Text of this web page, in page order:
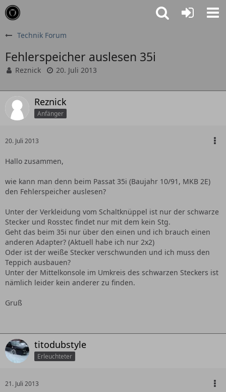
Technik Forum
Fehlerspeicher auslesen 35i
Reznick 20. Juli 2013
Reznick
Anfänger
20. Juli 2013
Hallo zusammen,
wie kann man denn beim Passat 35i (Baujahr 10/91, MKB 2E)
den Fehlerspeicher auslesen?
Unter der Verkleidung vom Schaltknüppel ist nur der schwarze
Stecker und Rosstec findet nur mit dem kein Stg.
Geht das beim 35i nur über den einen und ich brauch einen
anderen Adapter? (Aktuell habe ich nur 2x2)
Oder ist der weiße Stecker verschwunden und ich muss den
Teppich ausbauen?
Unter der Mittelkonsole im Umkreis des schwarzen Steckers ist
nämlich leider kein anderer zu finden.
Gruß
titodubstyle
Erleuchteter
21. Juli 2013